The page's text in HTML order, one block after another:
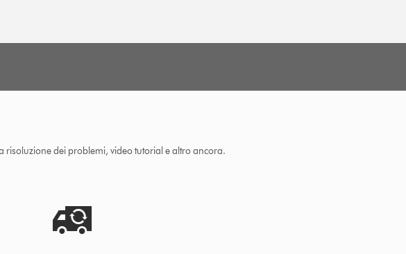
risoluzione dei problemi, video tutorial e altro ancora.